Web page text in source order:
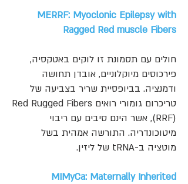
MERRF: Myoclonic Epilepsy with
Ragged Red muscle Fibers
חולים עם תסמונת זו לוקים באטקסיה,
פירכוסים מיוקלוניים, אובדן תחושה
ודמנציה. בביופסיית שריר בצביעה של
טריכרום גומורי רואים Red Rugged Fibers
(RRF), אשר הינם סיבים עם ריבוי
מיטוכונדריה. התורשה אמהית בשל
מוטציה ב-tRNA של ליזין.
MIMyCa: Maternally Inherited